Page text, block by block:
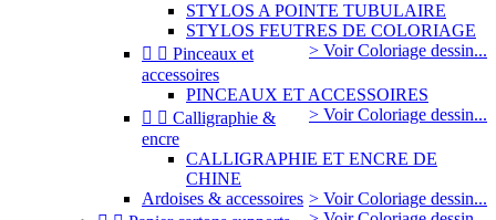
STYLOS A POINTE TUBULAIRE
STYLOS FEUTRES DE COLORIAGE
> Voir Coloriage dessin...
  Pinceaux et
accessoires
PINCEAUX ET ACCESSOIRES
> Voir Coloriage dessin...
  Calligraphie &
encre
CALLIGRAPHIE ET ENCRE DE
CHINE
> Voir Coloriage dessin...
Ardoises & accessoires